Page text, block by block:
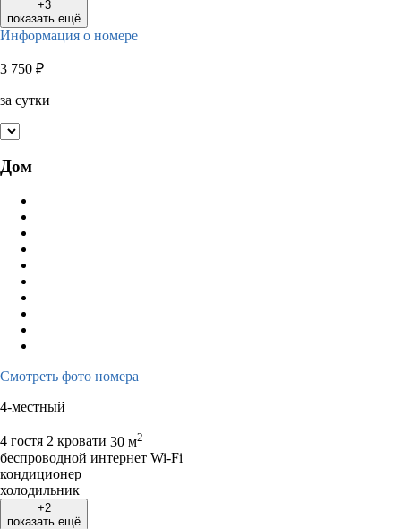
+3
показать ещё
Информация о номере
3 750 ₽
за сутки
Дом
Смотреть фото номера
4-местный
4 гостя 2 кровати 30 м2
беспроводной интернет Wi-Fi
кондиционер
холодильник
+2
показать ещё